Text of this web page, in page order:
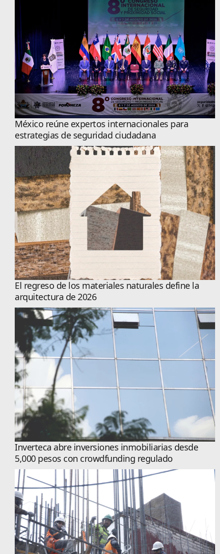
México reúne expertos internacionales para
estrategias de seguridad ciudadana
El regreso de los materiales naturales define la
arquitectura de 2026
Inverteca abre inversiones inmobiliarias desde
5,000 pesos con crowdfunding regulado